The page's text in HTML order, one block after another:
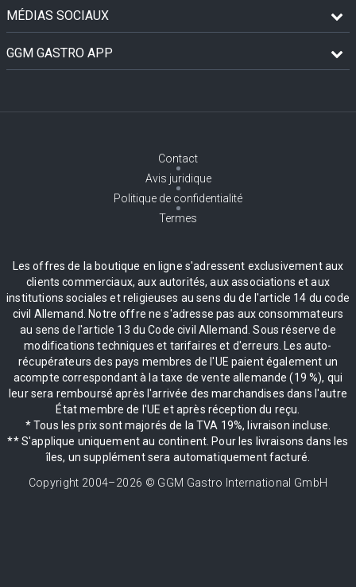
MÉDIAS SOCIAUX
GGM GASTRO APP
Contact
Avis juridique
Politique de confidentialité
Termes
Les offres de la boutique en ligne s'adressent exclusivement aux
clients commerciaux, aux autorités, aux associations et aux
institutions sociales et religieuses au sens du de l'article 14 du code
civil Allemand. Notre offre ne s'adresse pas aux consommateurs
au sens de l'article 13 du Code civil Allemand. Sous réserve de
modifications techniques et tarifaires et d'erreurs. Les auto-
récupérateurs des pays membres de l'UE paient également un
acompte correspondant à la taxe de vente allemande (19 %), qui
leur sera remboursé après l'arrivée des marchandises dans l'autre
État membre de l'UE et après réception du reçu.
* Tous les prix sont majorés de la TVA 19%, livraison incluse.
** S'applique uniquement au continent. Pour les livraisons dans les
îles, un supplément sera automatiquement facturé.
Copyright 2004–2026 © GGM Gastro International GmbH